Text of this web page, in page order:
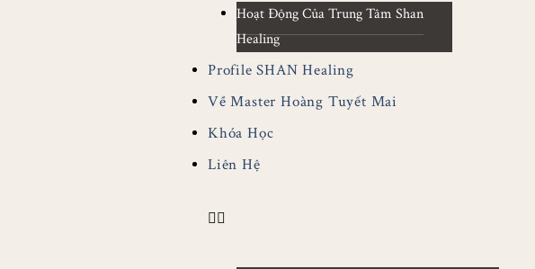
Hoạt Động Của Trung Tâm Shan
Healing
Profile SHAN Healing
Về Master Hoàng Tuyết Mai
Khóa Học
Liên Hệ